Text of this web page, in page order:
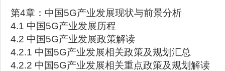
第4章：中国5G产业发展现状与前景分析
4.1 中国5G产业发展历程
4.2 中国5G产业发展政策解读
4.2.1 中国5G产业发展相关政策及规划汇总
4.2.2 中国5G产业发展相关重点政策及规划解读